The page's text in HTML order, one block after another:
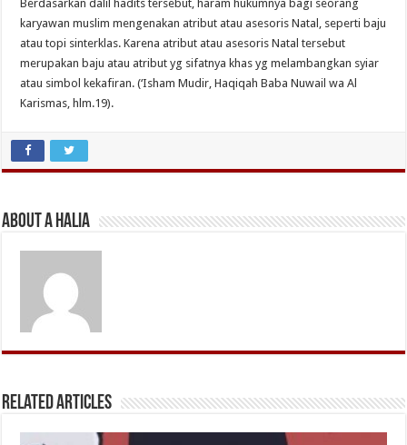
Berdasarkan dalil hadits tersebut, haram hukumnya bagi seorang
karyawan muslim mengenakan atribut atau asesoris Natal, seperti baju
atau topi sinterklas. Karena atribut atau asesoris Natal tersebut
merupakan baju atau atribut yg sifatnya khas yg melambangkan syiar
atau simbol kekafiran. (‘Isham Mudir, Haqiqah Baba Nuwail wa Al
Karismas, hlm.19).
About A Halia
Related Articles